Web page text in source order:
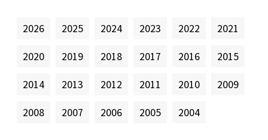
2026 2025 2024 2023 2022 2021
2020 2019 2018 2017 2016 2015
2014 2013 2012 2011 2010 2009
2008 2007 2006 2005 2004